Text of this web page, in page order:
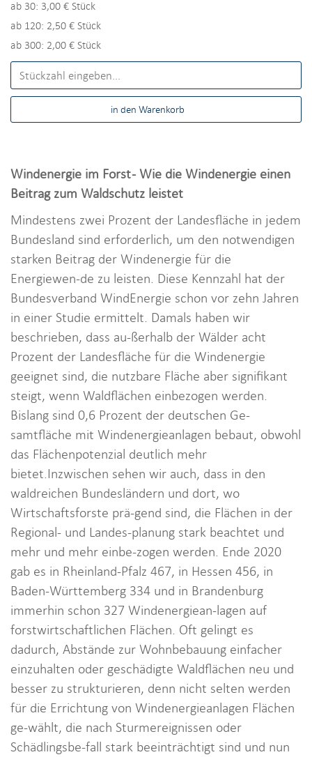
ab 30: 3,00 € Stück
ab 120: 2,50 € Stück
ab 300: 2,00 € Stück
Windenergie im Forst - Wie die Windenergie einen
Beitrag zum Waldschutz leistet
Mindestens zwei Prozent der Landesfläche in jedem
Bundesland sind erforderlich, um den notwendigen
starken Beitrag der Windenergie für die
Energiewen-de zu leisten. Diese Kennzahl hat der
Bundesverband WindEnergie schon vor zehn Jahren
in einer Studie ermittelt. Damals haben wir
beschrieben, dass au-ßerhalb der Wälder acht
Prozent der Landesfläche für die Windenergie
geeignet sind, die nutzbare Fläche aber signifikant
steigt, wenn Waldflächen einbezogen werden.
Bislang sind 0,6 Prozent der deutschen Ge-
samtfläche mit Windenergieanlagen bebaut, obwohl
das Flächenpotenzial deutlich mehr
bietet.Inzwischen sehen wir auch, dass in den
waldreichen Bundesländern und dort, wo
Wirtschaftsforste prä-gend sind, die Flächen in der
Regional- und Landes-planung stark beachtet und
mehr und mehr einbe-zogen werden. Ende 2020
gab es in Rheinland-Pfalz 467, in Hessen 456, in
Baden-Württemberg 334 und in Brandenburg
immerhin schon 327 Windenergiean-lagen auf
forstwirtschaftlichen Flächen. Oft gelingt es
dadurch, Abstände zur Wohnbebauung einfacher
einzuhalten oder geschädigte Waldflächen neu und
besser zu strukturieren, denn nicht selten werden
für die Errichtung von Windenergieanlagen Flächen
ge-wählt, die nach Sturmereignissen oder
Schädlingsbe-fall stark beeinträchtigt sind und nun